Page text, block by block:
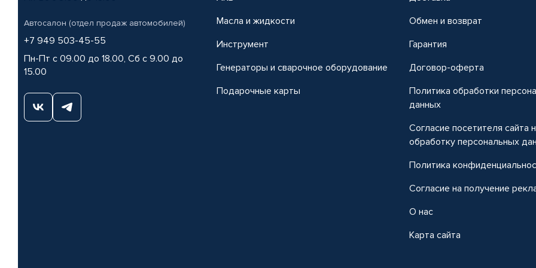
Автосалон (отдел продаж автомобилей)
+7 949 503-45-55
Пн-Пт с 09.00 до 18.00, Сб с 9.00 до
15.00
Масла и жидкости
Инструмент
Генераторы и сварочное оборудование
Подарочные карты
Обмен и возврат
Гарантия
Договор-оферта
Политика обработки
данных
Согласие посетителя сайта
обработку персональных
Политика
Согласие на получение
О нас
Карта сайта